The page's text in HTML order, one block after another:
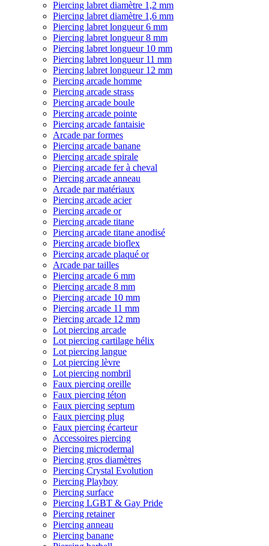
Piercing labret diamètre 1,2 mm
Piercing labret diamètre 1,6 mm
Piercing labret longueur 6 mm
Piercing labret longueur 8 mm
Piercing labret longueur 10 mm
Piercing labret longueur 11 mm
Piercing labret longueur 12 mm
Piercing arcade homme
Piercing arcade strass
Piercing arcade boule
Piercing arcade pointe
Piercing arcade fantaisie
Arcade par formes
Piercing arcade banane
Piercing arcade spirale
Piercing arcade fer à cheval
Piercing arcade anneau
Arcade par matériaux
Piercing arcade acier
Piercing arcade or
Piercing arcade titane
Piercing arcade titane anodisé
Piercing arcade bioflex
Piercing arcade plaqué or
Arcade par tailles
Piercing arcade 6 mm
Piercing arcade 8 mm
Piercing arcade 10 mm
Piercing arcade 11 mm
Piercing arcade 12 mm
Lot piercing arcade
Lot piercing cartilage hélix
Lot piercing langue
Lot piercing lèvre
Lot piercing nombril
Faux piercing oreille
Faux piercing téton
Faux piercing septum
Faux piercing plug
Faux piercing écarteur
Accessoires piercing
Piercing microdermal
Piercing gros diamètres
Piercing Crystal Evolution
Piercing Playboy
Piercing surface
Piercing LGBT & Gay Pride
Piercing retainer
Piercing anneau
Piercing banane